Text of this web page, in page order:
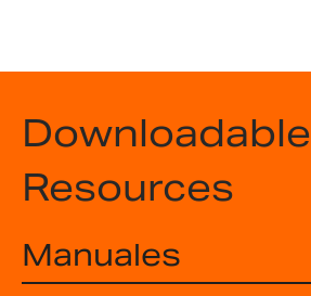
Downloadable
Resources
Manuales